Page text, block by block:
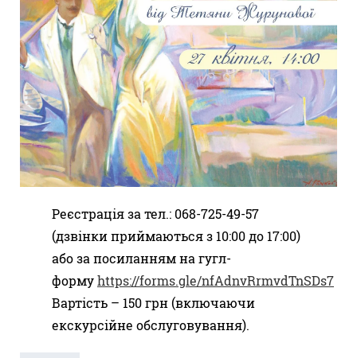
Реєстрація за тел.: 068-725-49-57
(дзвінки приймаються з 10:00 до 17:00)
або за посиланням на гугл-
формуhttps://forms.gle/nfAdnvRrmvdTnSDs7
Вартість – 150 грн (включаючи
екскурсійне обслуговування).